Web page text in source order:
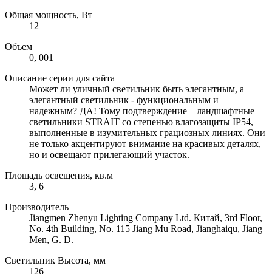
Общая мощность, Вт
12
Объем
0, 001
Описание серии для сайта
Может ли уличный светильник быть элегантным, а
элегантный светильник - функциональным и
надежным? ДА! Тому подтверждение – ландшафтные
светильники STRAIT со степенью влагозащиты IP54,
выполненные в изумительных грациозных линиях. Они
не только акцентируют внимание на красивых деталях,
но и освещают прилегающий участок.
Площадь освещения, кв.м
3, 6
Производитель
Jiangmen Zhenyu Lighting Company Ltd. Китай, 3rd Floor,
No. 4th Building, No. 115 Jiang Mu Road, Jianghaiqu, Jiang
Men, G. D.
Светильник Высота, мм
126